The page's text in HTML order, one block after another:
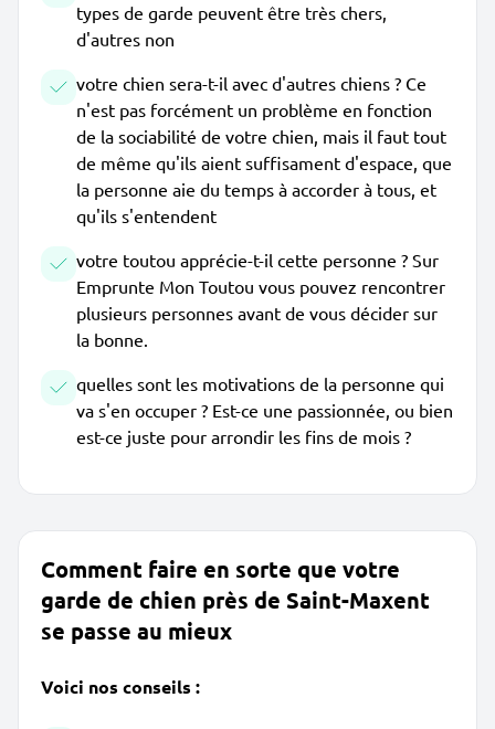
types de garde peuvent être très chers,
d'autres non
votre chien sera-t-il avec d'autres chiens ? Ce
n'est pas forcément un problème en fonction
de la sociabilité de votre chien, mais il faut tout
de même qu'ils aient suffisament d'espace, que
la personne aie du temps à accorder à tous, et
qu'ils s'entendent
votre toutou apprécie-t-il cette personne ? Sur
Emprunte Mon Toutou vous pouvez rencontrer
plusieurs personnes avant de vous décider sur
la bonne.
quelles sont les motivations de la personne qui
va s'en occuper ? Est-ce une passionnée, ou bien
est-ce juste pour arrondir les fins de mois ?
Comment faire en sorte que votre
garde de chien près de Saint-Maxent
se passe au mieux
Voici nos conseils :